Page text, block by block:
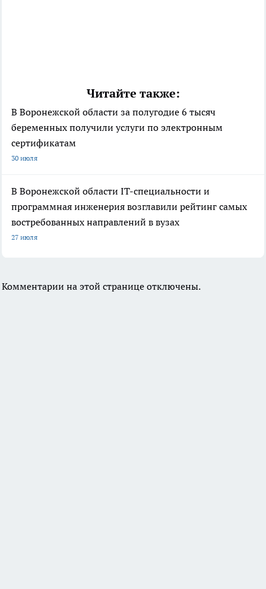
Читайте также:
В Воронежской области за полугодие 6 тысяч
беременных получили услуги по электронным
сертификатам
30 июля
В Воронежской области IT-специальности и
программная инженерия возглавили рейтинг самых
востребованных направлений в вузах
27 июля
Комментарии на этой странице отключены.